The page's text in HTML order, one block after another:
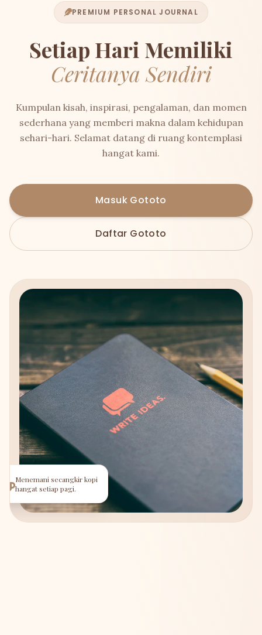
PREMIUM PERSONAL JOURNAL
Setiap Hari Memiliki
Ceritanya Sendiri
Kumpulan kisah, inspirasi, pengalaman, dan momen
sederhana yang memberi makna dalam kehidupan
sehari-hari. Selamat datang di ruang kontemplasi
hangat kami.
Masuk Gototo
Daftar Gototo
Menemani secangkir kopi
hangat setiap pagi.